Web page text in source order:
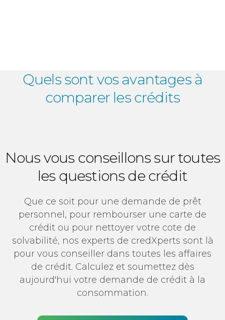
Quels sont vos avantages à
comparer les crédits
Nous vous conseillons sur toutes
les questions de crédit
Que ce soit pour une demande de prêt
personnel, pour rembourser une carte de
crédit ou pour nettoyer votre cote de
solvabilité, nos experts de credXperts sont là
pour vous conseiller dans toutes les affaires
de crédit. Calculez et soumettez dès
aujourd'hui votre demande de crédit à la
consommation.